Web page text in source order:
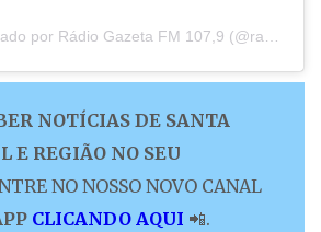
NOTÍCIAS DE SANTA
E REGIÃO NO SEU
NO NOSSO NOVO CANAL
CLICANDO AQUI 📲.